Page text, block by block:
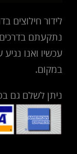
לידור חילוצים
נתקעתם
עכשיו ואנו
במקום.
ניתן לשלם גם